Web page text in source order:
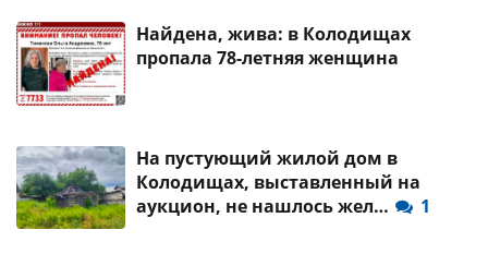
Найдена, жива: в Колодищах
пропала 78-летняя женщина
На пустующий жилой дом в
Колодищах, выставленный на
аукцион, не нашлось жел…
1